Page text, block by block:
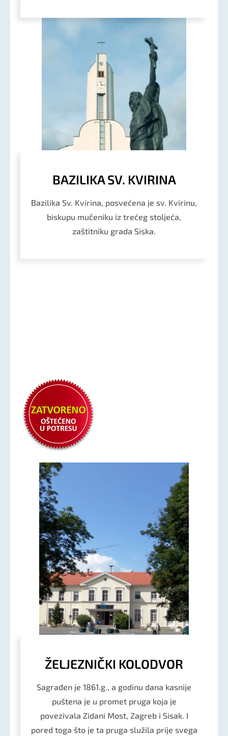
BAZILIKA SV. KVIRINA
Bazilika Sv. Kvirina, posvećena je sv. Kvirinu,
biskupu mučeniku iz trećeg stoljeća,
zaštitniku grada Siska.
ŽELJEZNIČKI KOLODVOR
Sagrađen je 1861.g., a godinu dana kasnije
puštena je u promet pruga koja je
povezivala Zidani Most, Zagreb i Sisak. I
pored toga što je ta pruga služila prije svega